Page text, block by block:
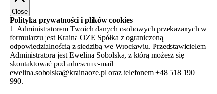
Close
Polityka prywatności i plików cookies
1. Administratorem Twoich danych osobowych przekazanych w
formularzu jest Kraina OZE Spółka z ograniczoną
odpowiedzialnością z siedzibą we Wrocławiu. Przedstawicielem
Administratora jest Ewelina Sobolska, z którą możesz się
skontaktować pod adresem e-mail
ewelina.sobolska@krainaoze.pl oraz telefonem +48 518 190
990.